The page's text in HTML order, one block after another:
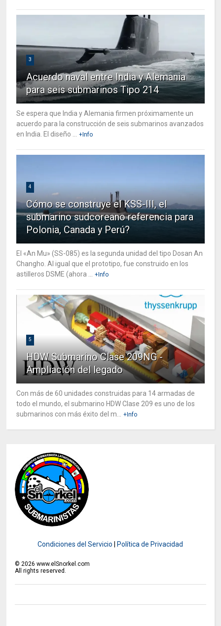
3
Acuerdo naval entre India y Alemania
para seis submarinos Tipo 214
Se espera que India y Alemania firmen próximamente un
acuerdo para la construcción de seis submarinos avanzados
en India. El diseño ...
+Info
4
Cómo se construye el KSS-III, el
submarino sudcoreano referencia para
Polonia, Canada y Perú?
El «An Mu» (SS-085) es la segunda unidad del tipo Dosan An
Changho. Al igual que el prototipo, fue construido en los
astilleros DSME (ahora ...
+Info
5
HDW Submarino Clase 209NG -
Ampliación del legado
Con más de 60 unidades construidas para 14 armadas de
todo el mundo, el submarino HDW Clase 209 es uno de los
submarinos con más éxito del m...
+Info
Condiciones del Servicio Política de Privacidad
©2026 www.elSnorkel.com
All rights reserved.